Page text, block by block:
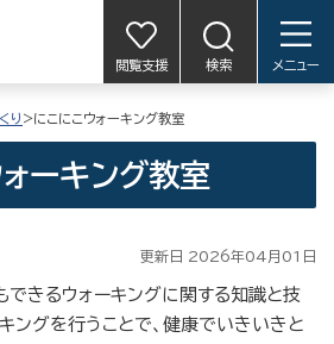
閲覧支援 検索 メニュー
り >にこにこウォーキング教室
ーキング教室
更新日 2026年04月01日
できるウォーキングに関する知識と技
ングを行うことで、健康でいきいきと